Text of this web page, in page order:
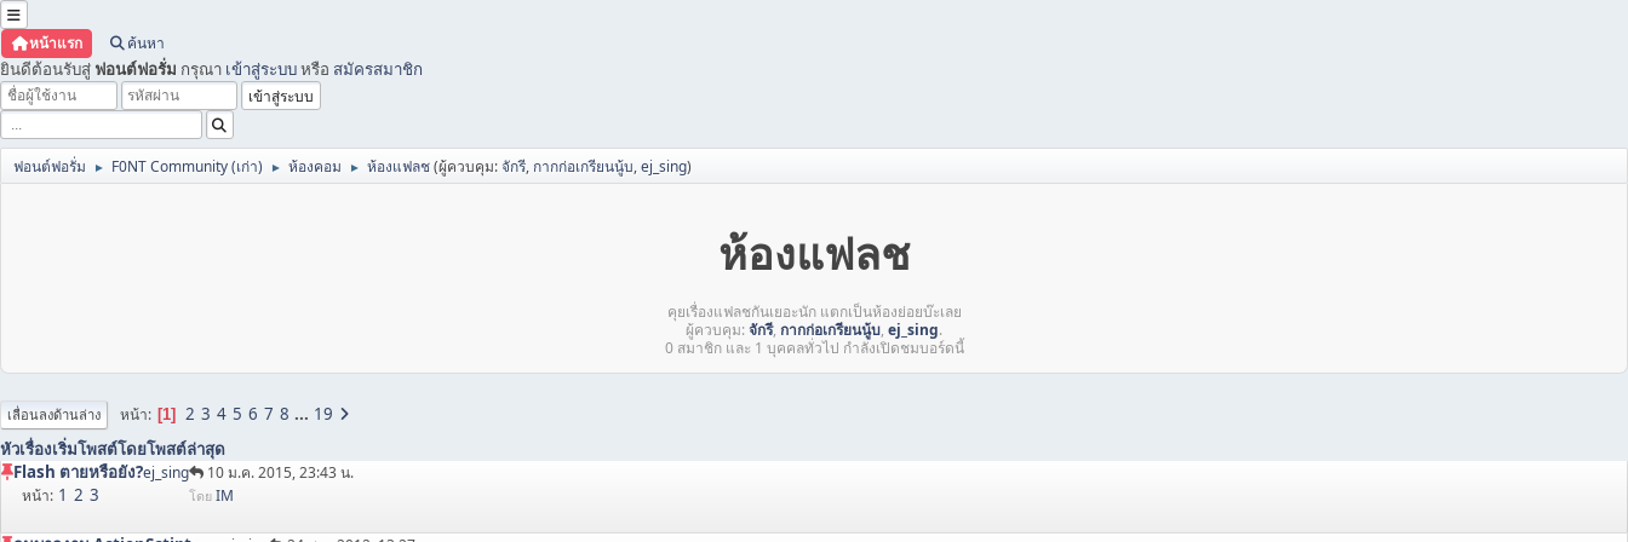
หน้าแรก ค้นหา
ยินดีต้อนรับสู่ ฟอนต์ฟอรั่ม กรุณา เข้าสู่ระบบหรือ สมัครสมาชิก
ฟอนต์ฟอรั่ม ► F0NT Community (เก่า) ► ห้องคอม ► ห้องแฟลช(ผู้ควบคุม:จักรี, กากก่อเกรียนนู้บ,ej_sing)
ห้องแฟลช
คุยเรื่องแฟลชกันเยอะนัก แตกเป็นห้องย่อยบ๊ะเลย
ผู้ควบคุม: จักรี, กากก่อเกรียนนู้บ, ej_sing.
0 สมาชิก และ 1 บุคคลทั่วไป กำลังเปิดชมบอร์ดนี้
เลื่อนลงด้านล่าง หน้า 1 2 3 4 5 6 7 8 ... 19
หัวเรื่องเริ่มโพสต์โดยโพสต์ล่าสุด
Flash ตายหรือยัง?
หน้า 1 2 3
ej_sing 10 ม.ค. 2015, 23:43 น.
โดย IM